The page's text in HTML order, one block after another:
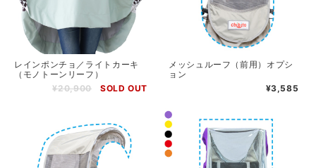
レインポンチョ／ライトカーキ
（モノトーンリーフ）
¥20,900
SOLD OUT
メッシュルーフ（前用）オプシ
ョン
¥3,585